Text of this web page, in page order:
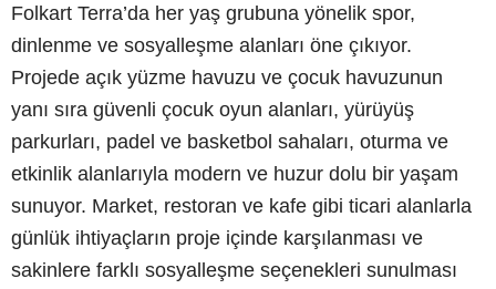
Folkart Terra’da her yaş grubuna yönelik spor,
dinlenme ve sosyalleşme alanları öne çıkıyor.
Projede açık yüzme havuzu ve çocuk havuzunun
yanı sıra güvenli çocuk oyun alanları, yürüyüş
parkurları, padel ve basketbol sahaları, oturma ve
etkinlik alanlarıyla modern ve huzur dolu bir yaşam
sunuyor. Market, restoran ve kafe gibi ticari alanlarla
günlük ihtiyaçların proje içinde karşılanması ve
sakinlere farklı sosyalleşme seçenekleri sunulması